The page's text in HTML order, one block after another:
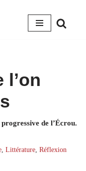
l’on
de l’Écrou.
Littérature Réflexion